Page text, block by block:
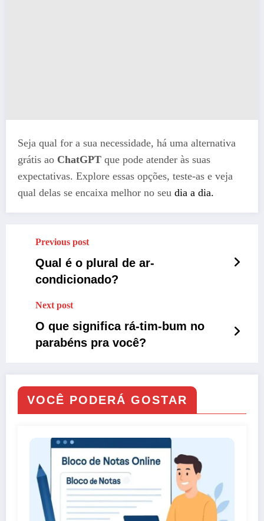
Seja qual for a sua necessidade, há uma alternativa
grátis ao ChatGPT que pode atender às suas
expectativas. Explore essas opções, teste-as e veja
qual delas se encaixa melhor no seu dia a dia.
Previous post
Qual é o plural de ar-
condicionado?
Next post
O que significa rá-tim-bum no
parabéns pra você?
VOCÊ PODERÁ GOSTAR